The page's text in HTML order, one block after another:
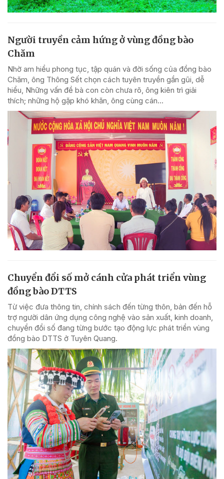
Người truyền cảm hứng ở vùng đồng bào
Chăm
Nhờ am hiểu phong tục, tập quán và đời sống của đồng bào
Chăm, ông Thông Sết chọn cách tuyên truyền gần gũi, dễ
hiểu, Những vấn đề bà con còn chưa rõ, ông kiên trì giải
thích; những hộ gặp khó khăn, ông cùng cán...
Chuyển đổi số mở cánh cửa phát triển vùng
đồng bào DTTS
Từ việc đưa thông tin, chính sách đến từng thôn, bản đến hỗ
trợ người dân ứng dụng công nghệ vào sản xuất, kinh doanh,
chuyển đổi số đang từng bước tạo động lực phát triển vùng
đồng bào DTTS ở Tuyên Quang.